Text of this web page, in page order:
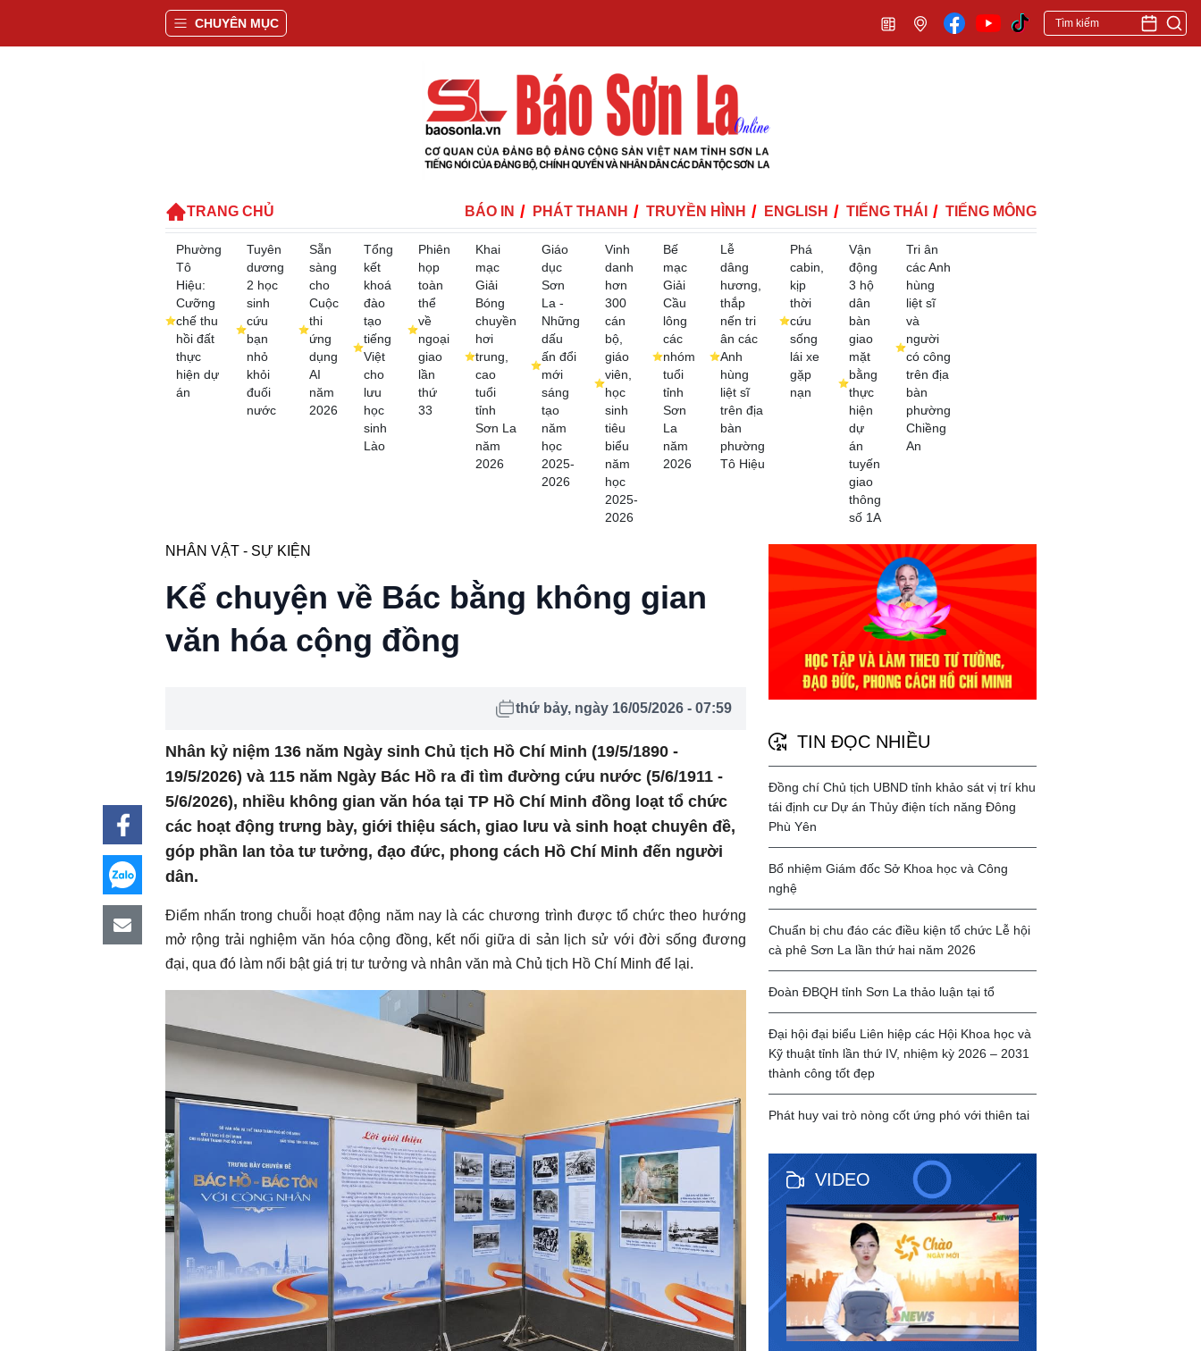
CHUYÊN MỤC
TRANG CHỦ BÁO IN PHÁT THANH TRUYỀN HÌNH ENGLISH TIẾNG THÁI TIẾNG MÔNG
Phường
Tô
Hiệu:
Cưỡng
chế thu
hồi đất
thực
hiện dự
án
Tuyên
dương
2 học
sinh
cứu
bạn
nhỏ
khỏi
đuối
nước
Sẵn
sàng
cho
Cuộc
thi
ứng
dụng
AI
năm
2026
Tổng
kết
khoá
đào
tạo
tiếng
Việt
cho
lưu
học
sinh
Lào
Phiên
họp
toàn
thể
về
ngoại
giao
lần
thứ
33
Khai
mạc
Giải
Bóng
chuyền
hơi
trung,
cao
tuổi
tỉnh
Sơn La
năm
2026
Giáo
dục
Sơn
La -
Những
dấu
ấn đổi
mới
sáng
tạo
năm
học
2025-
2026
Vinh
danh
hơn
300
cán
bộ,
giáo
viên,
học
sinh
tiêu
biểu
năm
học
2025-
2026
Bế
mạc
Giải
Cầu
lông
các
nhóm
tuổi
tỉnh
Sơn
La
năm
2026
Lễ
dâng
hương,
thắp
nến tri
ân các
Anh
hùng
liệt sĩ
trên địa
bàn
phường
Tô Hiệu
Phá
cabin,
kịp
thời
cứu
sống
lái xe
gặp
nạn
Vận
động
3 hộ
dân
bàn
giao
mặt
bằng
thực
hiện
dự
án
tuyến
giao
thông
số 1A
Tri ân
các Anh
hùng
liệt sĩ
và
người
có công
trên địa
bàn
phường
Chiềng
An
NHÂN VẬT - SỰ KIỆN
Kể chuyện về Bác bằng không gian
văn hóa cộng đồng
thứ bảy, ngày 16/05/2026 - 07:59
Nhân kỷ niệm 136 năm Ngày sinh Chủ tịch Hồ Chí Minh (19/5/1890 -
19/5/2026) và 115 năm Ngày Bác Hồ ra đi tìm đường cứu nước (5/6/1911 -
5/6/2026), nhiều không gian văn hóa tại TP Hồ Chí Minh đồng loạt tổ chức
các hoạt động trưng bày, giới thiệu sách, giao lưu và sinh hoạt chuyên đề,
góp phần lan tỏa tư tưởng, đạo đức, phong cách Hồ Chí Minh đến người
dân.
Điểm nhấn trong chuỗi hoạt động năm nay là các chương trình được tổ chức theo hướng
mở rộng trải nghiệm văn hóa cộng đồng, kết nối giữa di sản lịch sử với đời sống đương
đại, qua đó làm nổi bật giá trị tư tưởng và nhân văn mà Chủ tịch Hồ Chí Minh để lại.
TIN ĐỌC NHIỀU
Đồng chí Chủ tịch UBND tỉnh khảo sát vị trí khu
tái định cư Dự án Thủy điện tích năng Đông
Phù Yên
Bổ nhiệm Giám đốc Sở Khoa học và Công
nghệ
Chuẩn bị chu đáo các điều kiện tổ chức Lễ hội
cà phê Sơn La lần thứ hai năm 2026
Đoàn ĐBQH tỉnh Sơn La thảo luận tại tổ
Đại hội đại biểu Liên hiệp các Hội Khoa học và
Kỹ thuật tỉnh lần thứ IV, nhiệm kỳ 2026 – 2031
thành công tốt đẹp
Phát huy vai trò nòng cốt ứng phó với thiên tai
VIDEO
Chào ngày mới 31/7/2026 Chào ngày mới 30/7/2026 Chào ngày mới 3/8/2026